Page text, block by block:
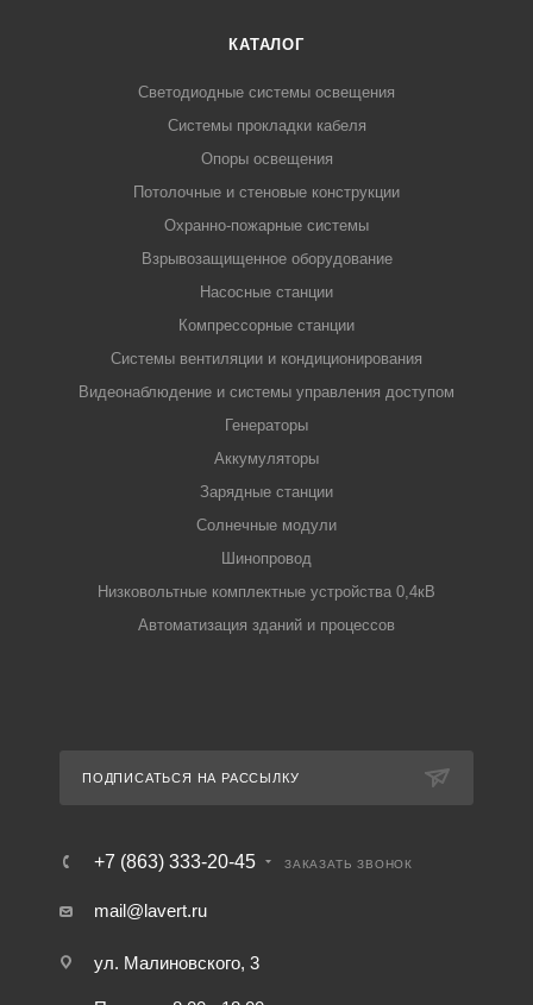
КАТАЛОГ
Светодиодные системы освещения
Системы прокладки кабеля
Опоры освещения
Потолочные и стеновые конструкции
Охранно-пожарные системы
Взрывозащищенное оборудование
Насосные станции
Компрессорные станции
Системы вентиляции и кондиционирования
Видеонаблюдение и системы управления доступом
Генераторы
Аккумуляторы
Зарядные станции
Солнечные модули
Шинопровод
Низковольтные комплектные устройства 0,4кВ
Автоматизация зданий и процессов
ПОДПИСАТЬСЯ НА РАССЫЛКУ
+7 (863) 333-20-45 ЗАКАЗАТЬ ЗВОНОК
mail@lavert.ru
ул. Малиновского, 3